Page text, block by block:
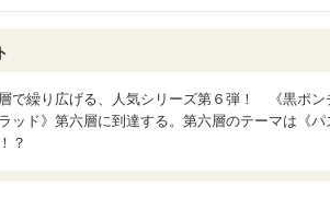
で繰り広げる、人気シリーズ第６弾！ 《黒ポン
ッド》第六層に到達する。第六層のテーマは《
？